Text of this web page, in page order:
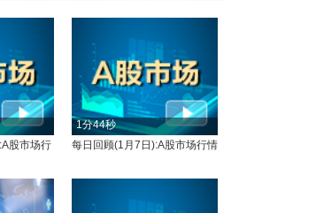
股市场行
1分44秒
每日回顾(1月7日):A股市场行情